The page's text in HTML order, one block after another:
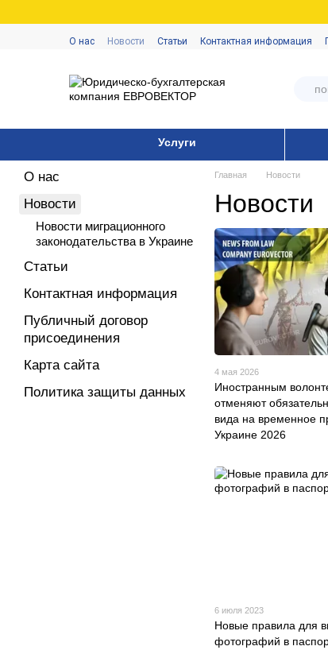
О нас Новости Статьи Контактная информация
Услуги
Главная Новости
Новости
4 мая 2026
Иностранным
отменяют
вида на временное
Украине 2026
6 июля 2023
Новые правила для
фотографий в
О нас
Новости
Новости миграционного
законодательства в Украине
Статьи
Контактная информация
Публичный договор
присоединения
Карта сайта
Политика защиты данных